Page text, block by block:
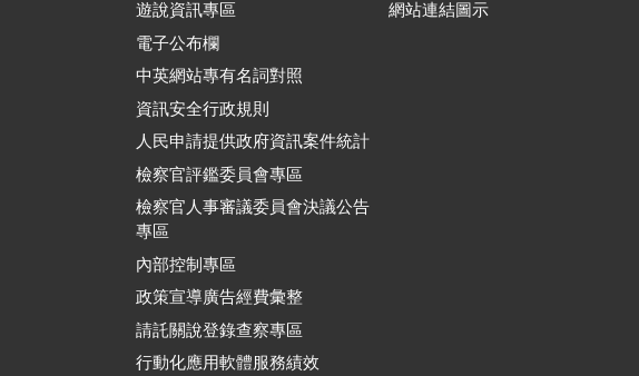
遊說資訊專區
電子公布欄
中英網站專有名詞對照
資訊安全行政規則
人民申請提供政府資訊案件統計
檢察官評鑑委員會專區
檢察官人事審議委員會決議公告
專區
內部控制專區
政策宣導廣告經費彙整
請託關說登錄查察專區
行動化應用軟體服務績效
網站連結圖示